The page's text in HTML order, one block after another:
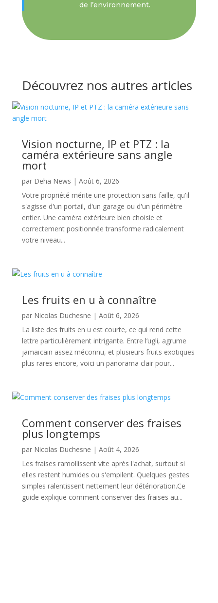
de l’environnement.
Découvrez nos autres articles
Vision nocturne, IP et PTZ : la
caméra extérieure sans angle
mort
par Deha News | Août 6, 2026
Votre propriété mérite une protection sans faille, qu'il
s'agisse d'un portail, d'un garage ou d'un périmètre
entier. Une caméra extérieure bien choisie et
correctement positionnée transforme radicalement
votre niveau...
Les fruits en u à connaître
par Nicolas Duchesne | Août 6, 2026
La liste des fruits en u est courte, ce qui rend cette
lettre particulièrement intrigante. Entre l’ugli, agrume
jamaïcain assez méconnu, et plusieurs fruits exotiques
plus rares encore, voici un panorama clair pour...
Comment conserver des fraises
plus longtemps
par Nicolas Duchesne | Août 4, 2026
Les fraises ramollissent vite après l'achat, surtout si
elles restent humides ou s'empilent. Quelques gestes
simples ralentissent nettement leur détérioration.Ce
guide explique comment conserver des fraises au...